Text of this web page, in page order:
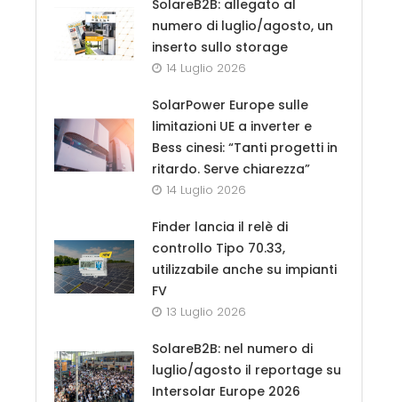
SolareB2B: allegato al
numero di luglio/agosto, un
inserto sullo storage
14 Luglio 2026
SolarPower Europe sulle
limitazioni UE a inverter e
Bess cinesi: “Tanti progetti in
ritardo. Serve chiarezza”
14 Luglio 2026
Finder lancia il relè di
controllo Tipo 70.33,
utilizzabile anche su impianti
FV
13 Luglio 2026
SolareB2B: nel numero di
luglio/agosto il reportage su
Intersolar Europe 2026